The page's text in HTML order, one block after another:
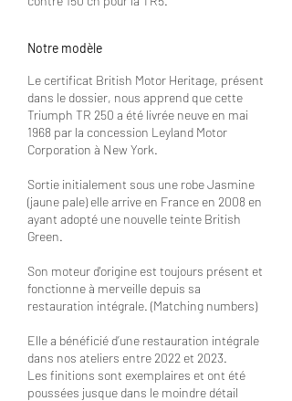
Notre modèle
Le certificat British Motor Heritage, présent
dans le dossier, nous apprend que cette
Triumph TR 250 a été livrée neuve en mai
1968 par la concession Leyland Motor
Corporation à New York.
Sortie initialement sous une robe Jasmine
(jaune pale) elle arrive en France en 2008 en
ayant adopté une nouvelle teinte British
Green.
Son moteur d'origine est toujours présent et
fonctionne à merveille depuis sa
restauration intégrale. (Matching numbers)
Elle a bénéficié d’une restauration intégrale
dans nos ateliers entre 2022 et 2023.
Les finitions sont exemplaires et ont été
poussées jusque dans le moindre détail